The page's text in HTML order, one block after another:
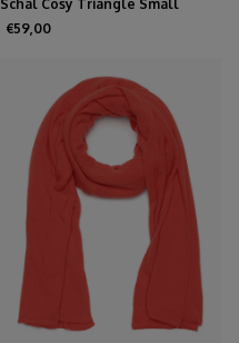
Schal Cosy Triangle Small
Rouge Noir
€59,00